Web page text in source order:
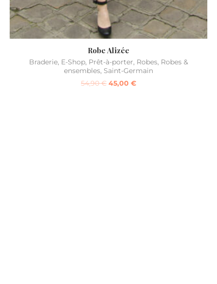
Robe Alizée
Braderie, E-Shop, Prêt-à-porter, Robes, Robes &
ensembles, Saint-Germain
54,90€ 45,00 €